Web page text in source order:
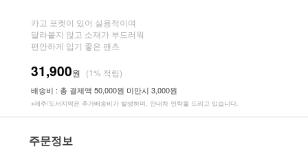
카고 포켓이 있어 실용적이며
달라붙지 않고 소재가 부드러워
편안하게 입기 좋은 팬츠
31,900원 (1% 적립)
배송비 : 총 결제액 50,000원 미만시 3,000원
※제주/도서지역은 추가배송비가 발생하며, 안내차 연락을 드리고 있습니다.
주문정보